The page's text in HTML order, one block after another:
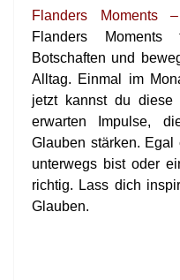
Flanders Moments
Flanders Moments
Botschaften und
Alltag. Einmal im
jetzt kannst du diese
erwarten Impulse,
Glauben stärken.
unterwegs bist oder
richtig. Lass dich
Glauben.